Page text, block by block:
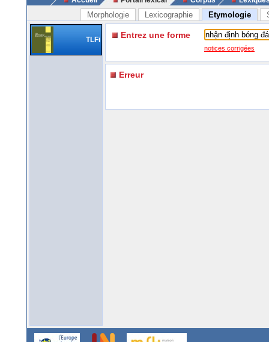
Morphologie Lexicographie Etymologie
TLFi Entrez une forme
notices corrigées
Erreur